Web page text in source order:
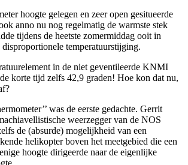
hoogte gelegen en zeer open gesitueerde
anno nu nog regelmatig de warmste stek
tijdens de heetste zomermiddag ooit in
temperatuurstijging.
in de niet geventileerde KNMI
korte tijd zelfs 42,9 graden! Hoe kon dat nu,
was de eerste gedachte. Gerrit
weerzegger van de NOS
de (absurde) mogelijkheid van een
helikopter boven het meetgebied die een
hoogte dirigeerde naar de eigenlijke